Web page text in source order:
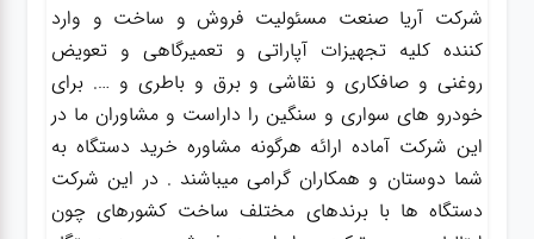
شرکت آریا صنعت مسئولیت فروش و ساخت و وارد
کننده کلیه تجهیزات آپاراتی و تعمیرگاهی و تعویض
روغنی و صافکاری و نقاشی و برق و باطری و …. برای
خودرو های سواری و سنگین را داراست و مشاوران ما در
این شرکت آماده ارائه هرگونه مشاوره خرید دستگاه به
شما دوستان و همکاران گرامی میباشند . در این شرکت
دستگاه ها با برندهای مختلف ساخت کشورهای چون